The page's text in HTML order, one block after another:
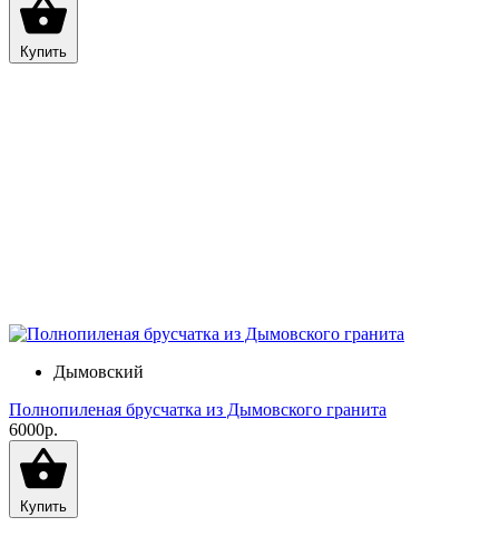
Купить
Дымовский
Полнопиленая брусчатка из Дымовского гранита
6000р.
Купить